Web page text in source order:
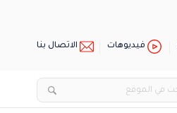
فيديوهات الاتصال بنا